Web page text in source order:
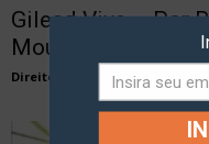
Gilead Vive – Por
Mourão
Direito Entre Ciências - 5 de